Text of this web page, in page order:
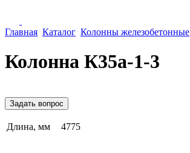
Главная Каталог Колонны железобетонные
Колонна К35а-1-3
Задать вопрос
Длина, мм 4775